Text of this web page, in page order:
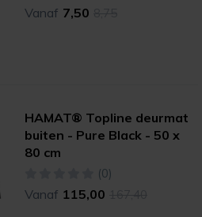
Vanaf 7,50
HAMAT® Topline deurmat
buiten - Pure Black - 50 x
80 cm
(0)
Vanaf 115,00